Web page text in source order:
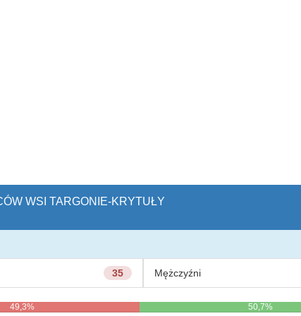
WSI TARGONIE-KRYTUŁY
35 Mężczyźni
49,3% 50,7%